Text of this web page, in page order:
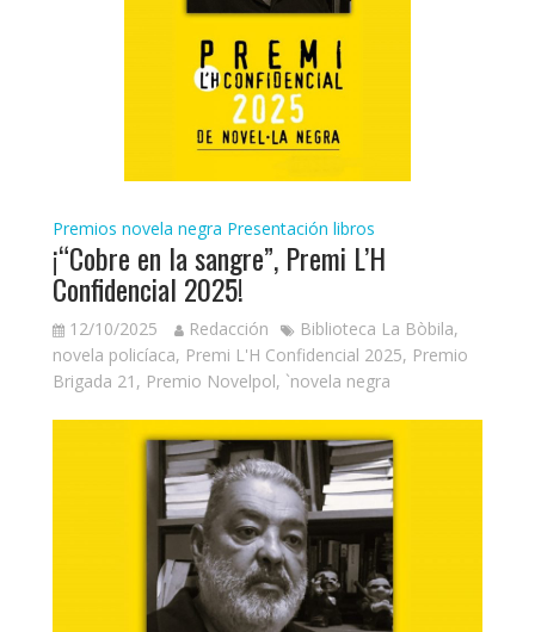
Premios novela negra Presentación libros
¡“Cobre en la sangre”, Premi L’H
Confidencial 2025!
12/10/2025 Redacción Biblioteca La Bòbila,
novela policíaca, Premi L'H Confidencial 2025, Premio
Brigada 21 , Premio Novelpol, `novela negra